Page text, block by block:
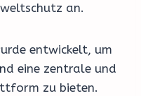
an.
entwickelt, um
eine zentrale und
zu bieten.